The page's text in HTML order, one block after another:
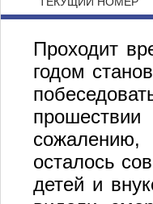
Проходит
годом
осталось
детей и